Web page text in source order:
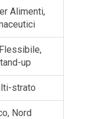
Alimenti,
up
strato
Nord